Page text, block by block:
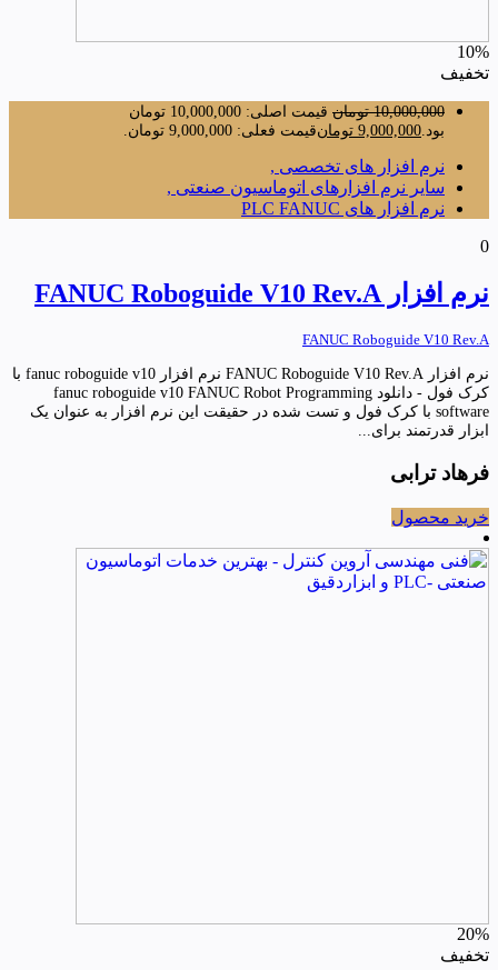
10%
تخفیف
10,000,000 تومان
قیمت اصلی: 10,000,000 تومان
بود. 9,000,000 تومانقیمت فعلی: 9,000,000 تومان.
نرم افزار های تخصصی ,
سایر نرم افزارهای اتوماسیون صنعتی ,
نرم افزار های PLC FANUC
0
نرم افزار FANUC Roboguide V10 Rev.A
FANUC Roboguide V10 Rev.A
نرم افزار FANUC Roboguide V10 Rev.A نرم افزار fanuc roboguide v10 با
کرک فول - دانلود fanuc roboguide v10 FANUC Robot Programming
software با کرک فول و تست شده در حقیقت این نرم افزار به عنوان یک
ابزار قدرتمند برای...
فرهاد ترابی
خرید محصول
20%
تخفیف